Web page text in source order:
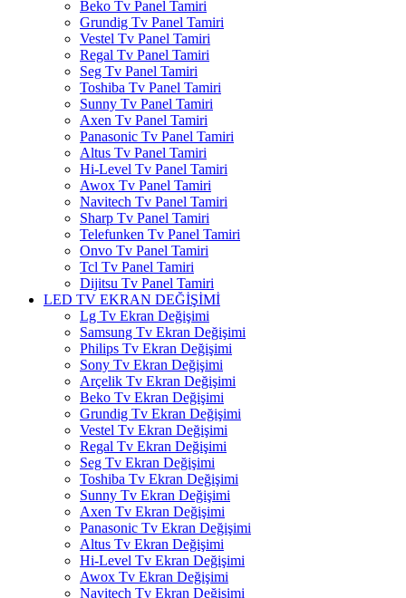
Beko Tv Panel Tamiri
Grundig Tv Panel Tamiri
Vestel Tv Panel Tamiri
Regal Tv Panel Tamiri
Seg Tv Panel Tamiri
Toshiba Tv Panel Tamiri
Sunny Tv Panel Tamiri
Axen Tv Panel Tamiri
Panasonic Tv Panel Tamiri
Altus Tv Panel Tamiri
Hi-Level Tv Panel Tamiri
Awox Tv Panel Tamiri
Navitech Tv Panel Tamiri
Sharp Tv Panel Tamiri
Telefunken Tv Panel Tamiri
Onvo Tv Panel Tamiri
Tcl Tv Panel Tamiri
Dijitsu Tv Panel Tamiri
LED TV EKRAN DEĞİŞİMİ
Lg Tv Ekran Değişimi
Samsung Tv Ekran Değişimi
Philips Tv Ekran Değişimi
Sony Tv Ekran Değişimi
Arçelik Tv Ekran Değişimi
Beko Tv Ekran Değişimi
Grundig Tv Ekran Değişimi
Vestel Tv Ekran Değişimi
Regal Tv Ekran Değişimi
Seg Tv Ekran Değişimi
Toshiba Tv Ekran Değişimi
Sunny Tv Ekran Değişimi
Axen Tv Ekran Değişimi
Panasonic Tv Ekran Değişimi
Altus Tv Ekran Değişimi
Hi-Level Tv Ekran Değişimi
Awox Tv Ekran Değişimi
Navitech Tv Ekran Değişimi